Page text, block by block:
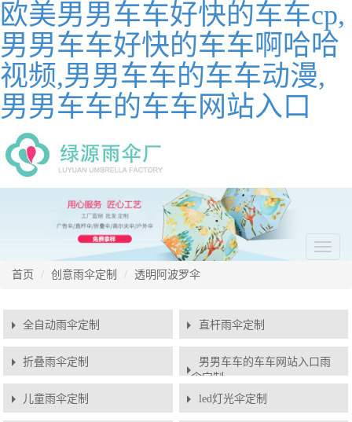
欧美男男车车好快的车车cp,
男男车车好快的车车啊哈哈
视频,男男车车的车车动漫,
男男车车的车车网站入口
切
换
首页 创意雨伞定制 透明阿波罗伞
全自动雨伞定制 直杆雨伞定制
折叠雨伞定制
男男车车的车车网站入口雨
伞定制
儿童雨伞定制
led灯光伞定制